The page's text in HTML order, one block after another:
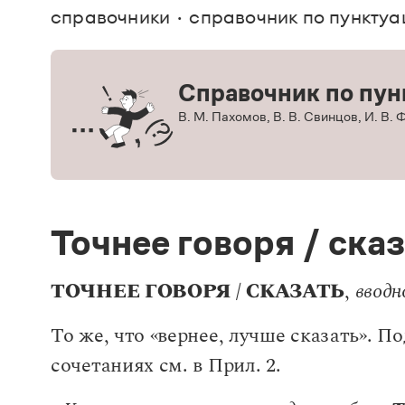
Все
Большой универсальный словарь русского языка
Русское словесное ударение
Словарь антонимов
Словарь методических терминов
Словарь русских имён
Словарь синонимов
Словарь трудностей русского языка
справочники справочник по
Справочник по
В. М. Пахомов, В. В. Свинцов, И. В.
Точнее говоря /
ТОЧНЕЕ ГОВОРЯ / СКАЗАТЬ,
То же, что «вернее, лучше сказать».
сочетаниях см. в Прил. 2.